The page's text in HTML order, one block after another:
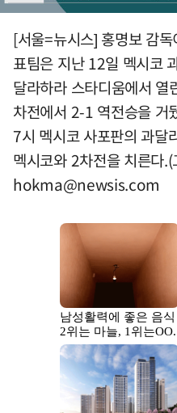
[서울=뉴시스] 홍명보 감
표팀은 지난 12일 멕시코
달라하라 스타디움에서
차전에서 2-1 역전승을 거
7시 멕시코 사포판의 과달
멕시코와 2차전을 치른다
hokma@newsis.com